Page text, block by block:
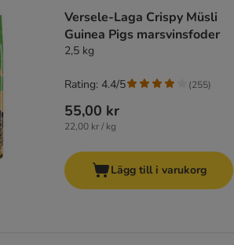
Versele-Laga Crispy Müsli
Guinea Pigs marsvinsfoder
2,5 kg
55,00 kr
22,00 kr / kg
Rating: 4.4/5 (255)
Lägg till i varukorg